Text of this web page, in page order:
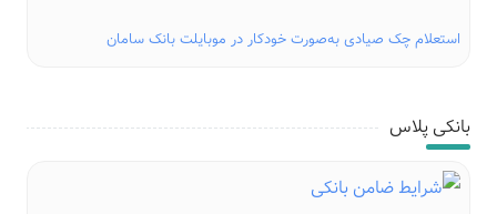
استعلام چک صیادی به‌صورت خودکار در موبایلت بانک سامان
بانکی پلاس